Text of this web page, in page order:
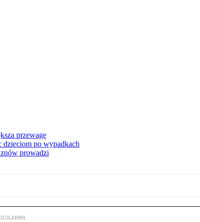
przewagę
dzieciom po wypadkach
prowadzi